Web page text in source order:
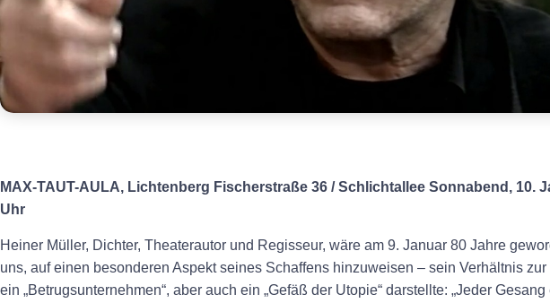
MAX-TAUT-AULA, Lichtenberg Fischerstraße 36 / Schlichtallee Sonnabend, 10.
Uhr
Heiner Müller, Dichter, Theaterautor und Regisseur, wäre am 9. Januar 80 Jahre
uns, auf einen besonderen Aspekt seines Schaffens hinzuweisen – sein Verhältnis zur
ein „Betrugsunternehmen“, aber auch ein „Gefäß der Utopie“ darstellte: „Jeder